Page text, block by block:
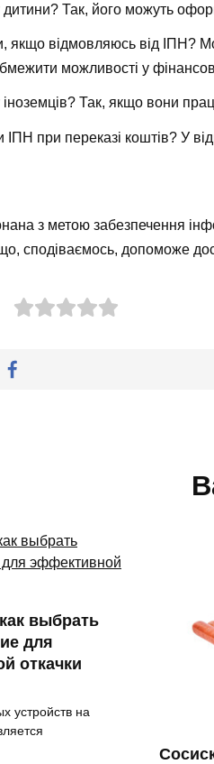
Так, його можуть
якщо відмовляюсь від ІПН?
можливості у
Так, якщо вони
ІПН при переказі коштів? У
з метою забезпечення
сподіваємось, допоможе
выбрать
для
откачки
устройств на